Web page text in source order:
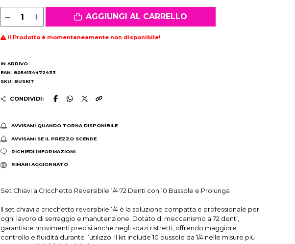
AGGIUNGI AL CARRELLO
Il Prodotto è momentaneamente non disponibile!
IN ARRIVO
EAN: 8054134472433
SKU: BUSKIT
CONDIVIDI:
AVVISAMI QUANDO TORNA DISPONIBILE
AVVISAMI SE IL PREZZO SCENDE
RICHIEDI INFORMAZIONI
RIMANI AGGIORNATO
Set Chiavi a Cricchetto Reversibile 1/4 72 Denti con 10 Bussole e Prolunga
Il set chiavi a cricchetto reversibile 1/4 è la soluzione compatta e professionale per
ogni lavoro di serraggio e manutenzione. Dotato di meccanismo a 72 denti,
garantisce movimenti precisi anche negli spazi ristretti, offrendo maggiore
controllo e fluidità durante l’utilizzo. Il kit include 10 bussole da 1/4 nelle misure più